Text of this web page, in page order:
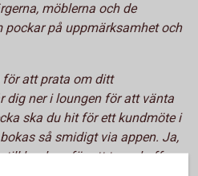
möblerna och de
pockar på uppmärksamhet och
att prata om ditt
dig ner i loungen för att vänta
ska du hit för ett kundmöte i
så smidigt via appen. Ja,
banken; för att ta en kaffe